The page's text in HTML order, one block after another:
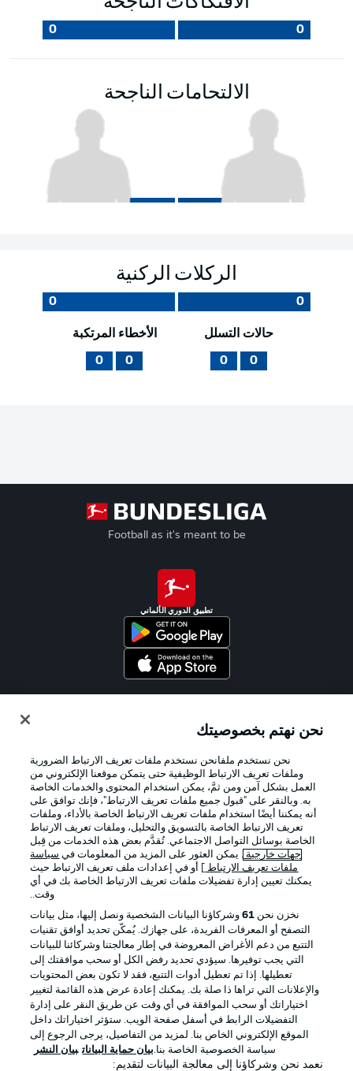
0
0
الالتحامات الناجحة
الركلات الركنية
0
0
حالات التسلل
0
0
الأخطاء المرتكبة
0
0
Football as it's meant to be
تطبيق الدوري الألماني
الإعلانات الإخطارات القانونية
شروط الاستخدام الوظائف
جهة النشر تواصل معنا
اللاعبون
نحن نهتم بخصوصيتك
نحن نستخدم ملفانحن نستخدم ملفات تعريف الارتباط الضرورية
وملفات تعريف الارتباط الوظيفية حتى يتمكن موقعنا الإلكتروني من
العمل بشكل آمن ومن ثمَّ، يمكن استخدام المحتوى والخدمات الخاصة
به. وبالنقر على "قبول جميع ملفات تعريف الارتباط"، فإنك توافق على
أنه يمكننا أيضًا استخدام ملفات تعريف الارتباط الخاصة بالأداء، وملفات
تعريف الارتباط الخاصة بالتسويق والتحليل، وملفات تعريف الارتباط
الخاصة بوسائل التواصل الاجتماعي. تُقدَّم بعض هذه الخدمات من قِبل
جهات خارجية . يمكن العثور على المزيد من المعلومات في سياسة
ملفات تعريف الارتباط
] أو في إعدادات ملف تعريف الارتباط حيث
يمكنك تعيين إدارة تفضيلات ملفات تعريف الارتباط الخاصة بك في أي
وقت..
نخزن نحن 61وشركاؤنا البيانات الشخصية ونصل إليها، مثل بيانات
التصفح أو المعرفات الفريدة، على جهازك. يُمكّن تحديد أوافق تقنيات
التتبع من دعم الأغراض المعروضة في إطار معالجتنا وشركائنا للبيانات
التي يجب توفيرها. سيؤدي تحديد رفض الكل أو سحب موافقتك إلى
تعطيلها. إذا تم تعطيل أدوات التتبع، فقد لا تكون بعض المحتويات
والإعلانات التي تراها ذا صلة بك. يمكنك إعادة عرض هذه القائمة لتغيير
اختياراتك أو سحب الموافقة في أي وقت عن طريق النقر على إدارة
التفضيلات الرابط في أسفل صفحة الويب. ستؤثر اختياراتك داخل
الموقع الإلكتروني الخاص بنا. لمزيد من التفاصيل، يرجى الرجوع إلى
سياسة الخصوصية الخاصة بنا.بيان حماية البيانات بيان النشر
نعمد نحن وشركاؤنا إلى معالجة البيانات لتقديم: